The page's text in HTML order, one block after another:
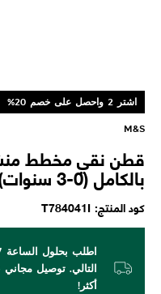
اشتر 2 واحصل على خصم 20%
M&S
قطن نقي مخطط
بالكامل (0-3 سنوات)
كود المنتج T784041I
أكثر!